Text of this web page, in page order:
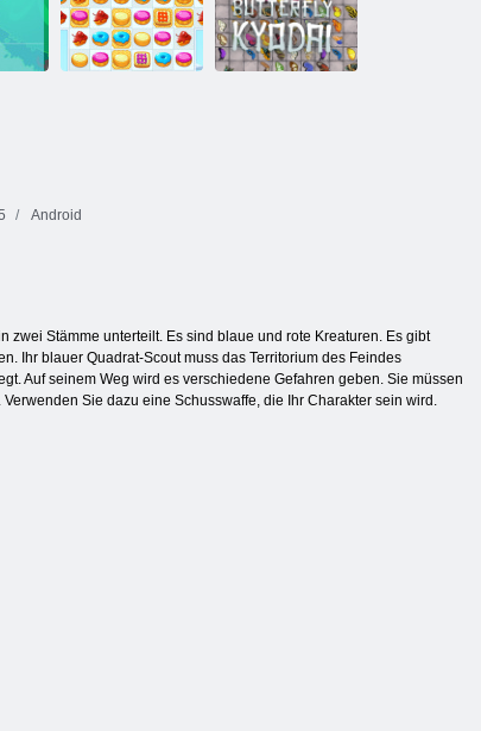
Schmetterlings
Kyodai
Android
Stämme unterteilt. Es sind blaue und rote Kreaturen. Es gibt
Ihr blauer Quadrat-Scout muss das Territorium des Feindes
Auf seinem Weg wird es verschiedene Gefahren geben. Sie müssen
Sie dazu eine Schusswaffe, die Ihr Charakter sein wird.